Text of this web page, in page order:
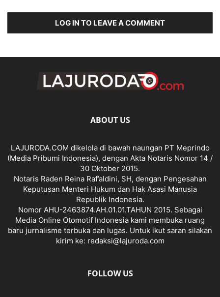
LOG IN TO LEAVE A COMMENT
ABOUT US
LAJURODA.COM dikelola di bawah naungan PT Meprindo
(Media Pribumi Indonesia), dengan Akta Notaris Nomor 14 /
30 Oktober 2015.
Notaris Raden Reina Raf’aldini, SH, dengan Pengesahan
Keputusan Menteri Hukum dan Hak Asasi Manusia
Republik Indonesia.
Nomor AHU-2463874.AH.01.01.TAHUN 2015. Sebagai
Media Online Otomotif Indonesia kami membuka ruang
baru jurnalisme terbuka dan lugas. Untuk ikut saran silakan
kirim ke: redaksi@lajuroda.com
FOLLOW US